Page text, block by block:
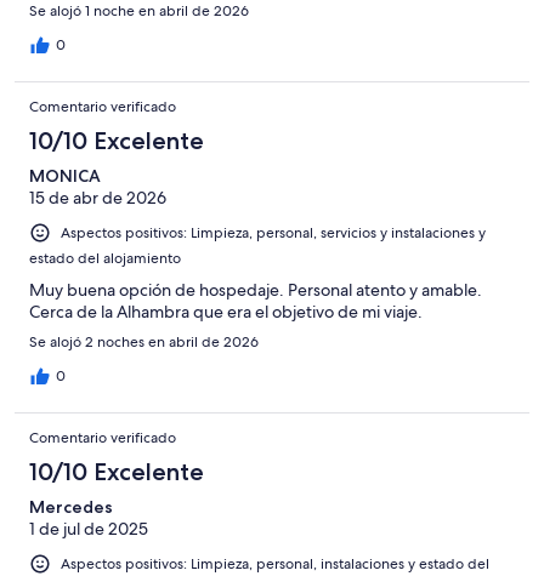
Se alojó 1 noche en abril de 2026
0
Comentario verificado
10/10 Excelente
MONICA
15 de abr de 2026
Aspectos positivos: Limpieza, personal, servicios y instalaciones y
estado del alojamiento
Muy buena opción de hospedaje. Personal atento y amable.
Cerca de la Alhambra que era el objetivo de mi viaje.
Se alojó 2 noches en abril de 2026
0
Comentario verificado
10/10 Excelente
Mercedes
1 de jul de 2025
Aspectos positivos: Limpieza, personal, instalaciones y estado del